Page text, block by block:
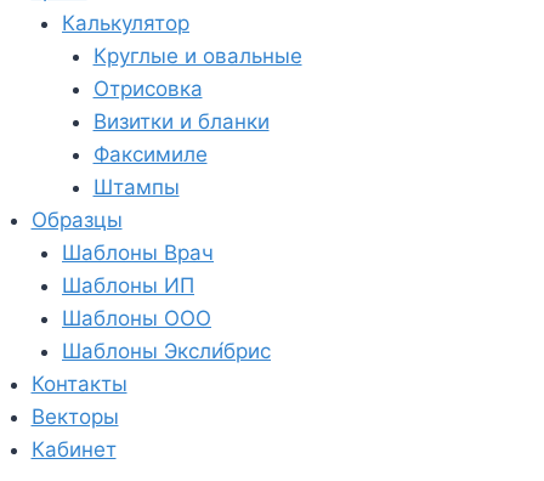
Калькулятор
Круглые и овальные
Отрисовка
Визитки и бланки
Факсимиле
Штампы
Образцы
Шаблоны Врач
Шаблоны ИП
Шаблоны ООО
Шаблоны Эксли́брис
Контакты
Векторы
Кабинет